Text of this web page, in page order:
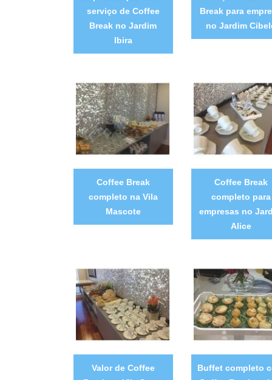
serviço de Coffee
Break no Jardim
Ibira
Break para
no Jardim
Coffee Break
completo na Vila
Mascote
Coffee Break
completo para
empresas no
Alice
Valor de Coffee
Buffet completo